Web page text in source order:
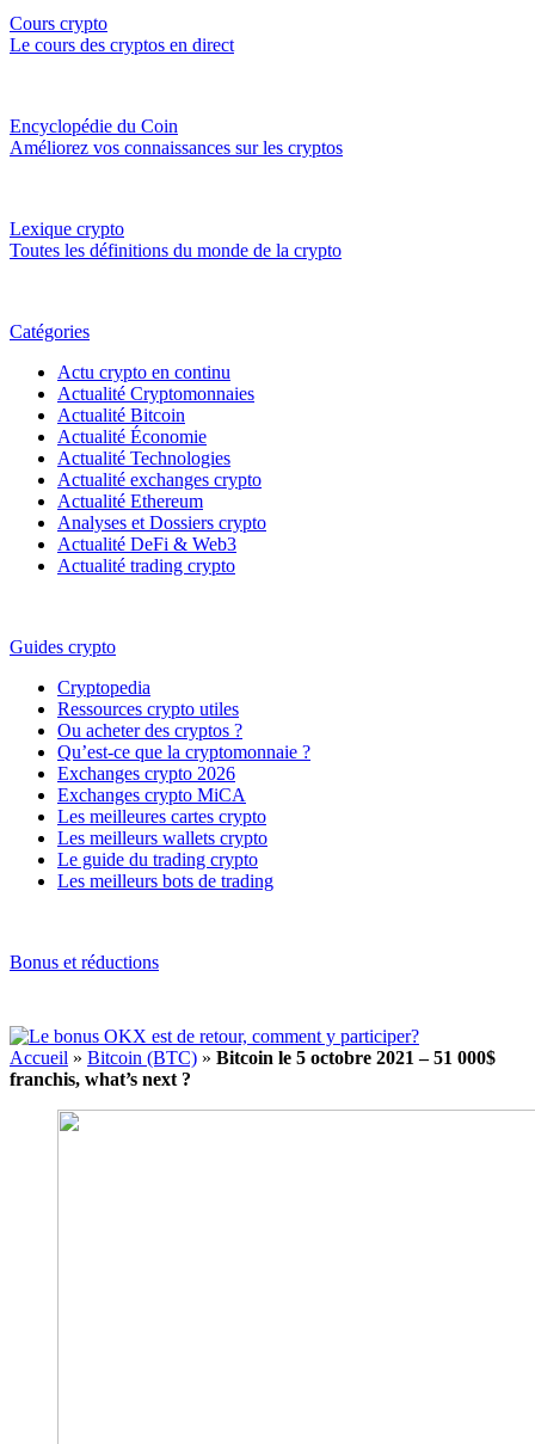
Cours crypto
Le cours des cryptos en direct
Encyclopédie du Coin
Améliorez vos connaissances sur les cryptos
Lexique crypto
Toutes les définitions du monde de la crypto
Catégories
Actu crypto en continu
Actualité Cryptomonnaies
Actualité Bitcoin
Actualité Économie
Actualité Technologies
Actualité exchanges crypto
Actualité Ethereum
Analyses et Dossiers crypto
Actualité DeFi & Web3
Actualité trading crypto
Guides crypto
Cryptopedia
Ressources crypto utiles
Ou acheter des cryptos ?
Qu’est-ce que la cryptomonnaie ?
Exchanges crypto 2026
Exchanges crypto MiCA
Les meilleures cartes crypto
Les meilleurs wallets crypto
Le guide du trading crypto
Les meilleurs bots de trading
Bonus et réductions
Accueil » Bitcoin (BTC) » Bitcoin le 5 octobre 2021 – 51 000$
franchis, what’s next ?